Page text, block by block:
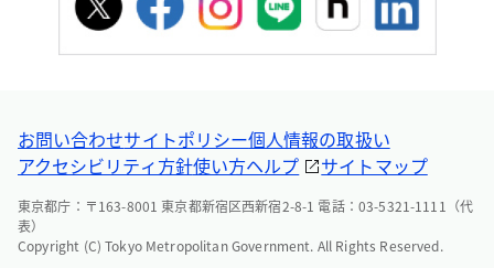
お問い合わせサイトポリシー個人情報の取扱い
アクセシビリティ方針使い方ヘルプ サイトマップ
東京都庁：〒163-8001 東京都新宿区西新宿2-8-1 電話：03-5321-1111（代
表）
Copyright (C) Tokyo Metropolitan Government. All Rights Reserved.